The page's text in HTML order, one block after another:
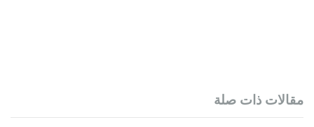
مقالات ذات صلة